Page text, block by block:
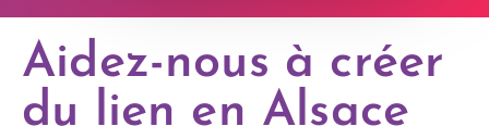
Aidez-nous à créer
du lien en Alsace